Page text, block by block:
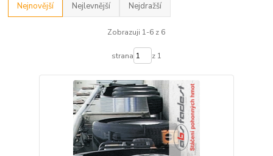
Nejnovější Nejlevnější Nejdražší
Zobrazuji 1-6 z 6
strana z 1